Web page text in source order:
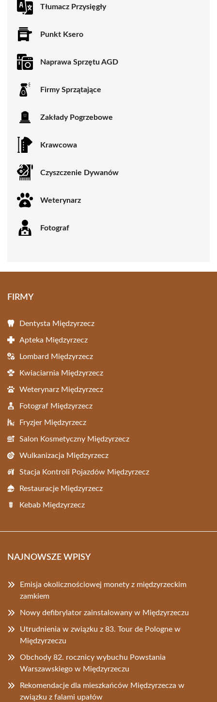
Tłumacz Przysięgły
Punkt Ksero
Naprawa Sprzętu AGD
Firmy Sprzątające
Zakłady Pogrzebowe
Krawcowa
Czyszczenie Dywanów
Weterynarz
Fotograf
FIRMY
Dentysta Międzyrzecz
Apteka Międzyrzecz
Lombard Międzyrzecz
Kwiaciarnia Międzyrzecz
Weterynarz Międzyrzecz
Fotograf Międzyrzecz
Fryzjer Międzyrzecz
Salon Kosmetyczny Międzyrzecz
Wulkanizacja Międzyrzecz
Stacja Kontroli Pojazdów Międzyrzecz
Restauracje Międzyrzecz
Kebab Międzyrzecz
NAJNOWSZE WPISY
Emisja okolicznościowej monety z międzyrzeckim
zamkiem
Nowy defibrylator zainstalowany w Międzyrzeczu
Utrudnienia w związku z 83. Tour de Pologne w
Międzyrzeczu
Obchody 82. rocznicy wybuchu Powstania
Warszawskiego w Międzyrzeczu
Rekomendacje dla mieszkańców Międzyrzecza w
związku z falami upałów